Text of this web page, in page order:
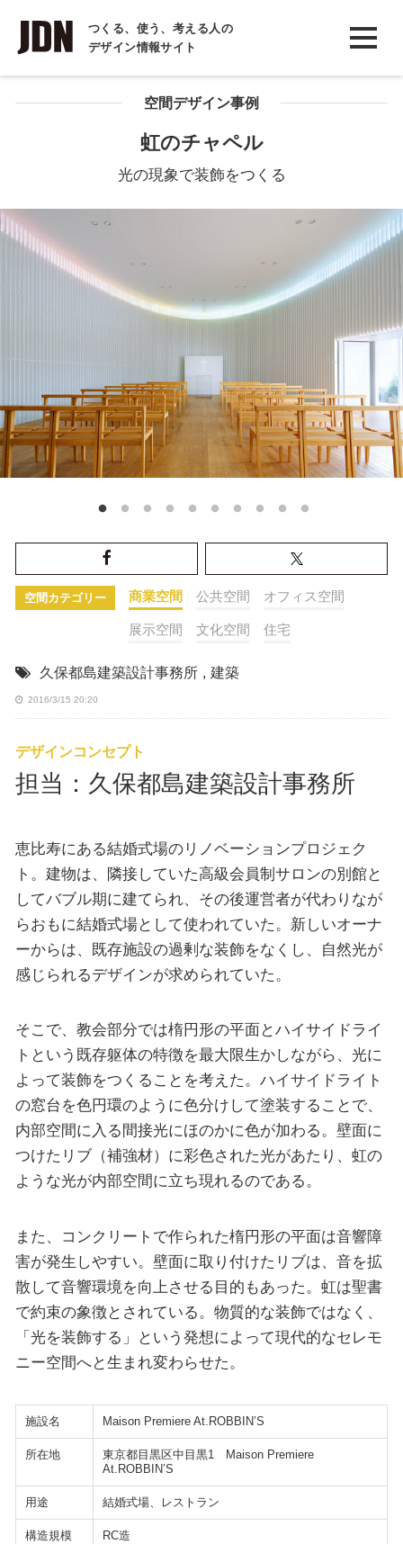
つくる、使う、考える人の
デザイン情報サイト
INTERVIEW
インタビュー
REPORT
COLUMN
空間デザイン事例
虹のチャペル
光の現象で装飾をつくる
空間カテゴリー 商業空間 公共空間 オフィス空間
展示空間 文化空間 住宅
久保都島建築設計事務所 , 建築
2016/3/15 20:20
デザインコンセプト
担当：久保都島建築設計事務所
恵比寿にある結婚式場のリノベーションプロジェク
ト。建物は、隣接していた高級会員制サロンの別館と
してバブル期に建てられ、その後運営者が代わりなが
らおもに結婚式場として使われていた。新しいオーナ
ーからは、既存施設の過剰な装飾をなくし、自然光が
感じられるデザインが求められていた。
そこで、教会部分では楕円形の平面とハイサイドライ
トという既存躯体の特徴を最大限生かしながら、光に
よって装飾をつくることを考えた。ハイサイドライト
の窓台を色円環のように色分けして塗装することで、
内部空間に入る間接光にほのかに色が加わる。壁面に
つけたリブ（補強材）に彩色された光があたり、虹の
ような光が内部空間に立ち現れるのである。
また、コンクリートで作られた楕円形の平面は音響障
害が発生しやすい。壁面に取り付けたリブは、音を拡
散して音響環境を向上させる目的もあった。虹は聖書
で約束の象徴とされている。物質的な装飾ではなく、
「光を装飾する」という発想によって現代的なセレモ
ニー空間へと生まれ変わらせた。
施設名 Maison Premiere At.ROBBIN’S
所在地
東京都目黒区中目黒1 Maison Premiere
At.ROBBIN’S
用途 結婚式場、レストラン
構造規模 RC造